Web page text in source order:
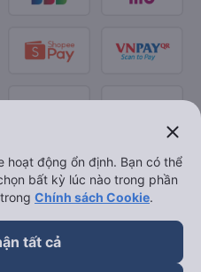
close
hoạt động ổn định. Bạn có thể
bất kỳ lúc nào trong phần
Chính sách Cookie.
tất cả